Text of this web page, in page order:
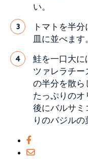
い。
3
トマトを半
皿に並べま
4
鮭を一口大に
ツァレラチ
の半分を散ら
たっぷりのオ
後にバルサミ
りのバジル